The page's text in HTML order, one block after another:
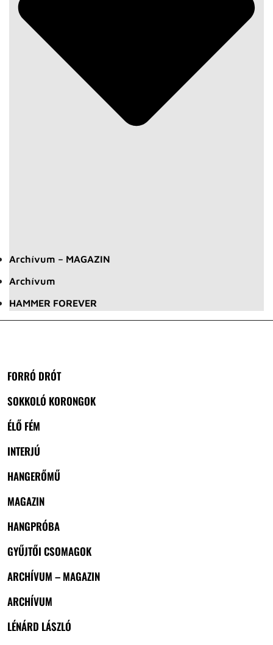
Archívum – MAGAZIN
Archívum
HAMMER FOREVER
FORRÓ DRÓT
SOKKOLÓ KORONGOK
ÉLŐ FÉM
INTERJÚ
HANGERŐMŰ
MAGAZIN
HANGPRÓBA
GYŰJTŐI CSOMAGOK
ARCHÍVUM – MAGAZIN
ARCHÍVUM
LÉNÁRD LÁSZLÓ